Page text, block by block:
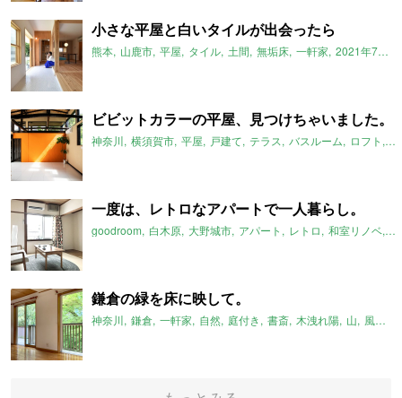
小さな平屋と白いタイルが出会ったら
熊本 山鹿市 平屋 タイル 土間 無垢床 一軒家 2021年7月のおすすめ
ビビットカラーの平屋、見つけちゃいました。
神奈川 横須賀市 平屋 戸建て テラス バスルーム ロフト
一度は、レトロなアパートで一人暮らし。
goodroom 白木原 大野城市 アパート レトロ 和室リノベ
鎌倉の緑を床に映して。
神奈川 鎌倉 一軒家 自然 庭付き 書斎 木洩れ陽 山 風通し